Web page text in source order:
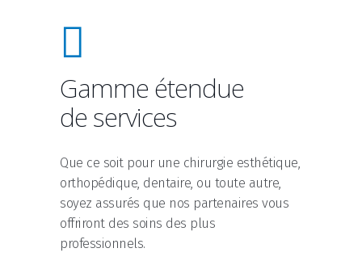
Gamme étendue
de services
Que ce soit pour une chirurgie esthétique,
orthopédique, dentaire, ou toute autre,
soyez assurés que nos partenaires vous
offriront des soins des plus
professionnels.